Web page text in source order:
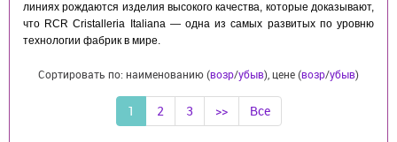
линиях рождаются изделия высокого качества, которые доказывают,
что RCR Cristalleria Italiana — одна из самых развитых по уровню
технологии фабрик в мире.
Сортировать по: наименованию (возр/убыв), цене (возр/убыв)
1 2 3 >> Все